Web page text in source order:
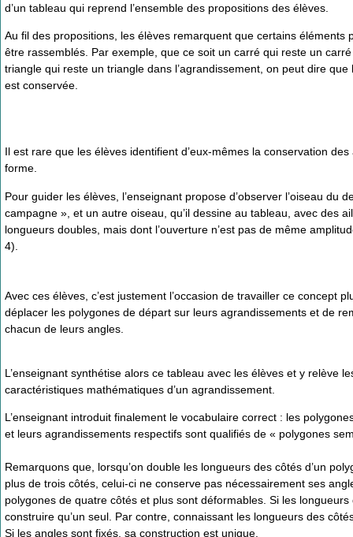
d’un tableau qui reprend l’ensemble des propositions des élèves.
Au fil des propositions, les élèves remarquent que certains éléments
être rassemblés. Par exemple, que ce soit un carré qui reste un
triangle qui reste un triangle dans l’agrandissement, on peut dire que
est conservée.
Il est rare que les élèves identifient d’eux-mêmes la conservation
forme.
Pour guider les élèves, l’enseignant propose d’observer l’oiseau du
campagne », et un autre oiseau, qu’il dessine au tableau, avec des
longueurs doubles, mais dont l’ouverture n’est pas de même
4).
Avec ces élèves, c’est justement l’occasion de travailler ce concept
déplacer les polygones de départ sur leurs agrandissements et de
chacun de leurs angles.
L’enseignant synthétise alors ce tableau avec les élèves et y relève
caractéristiques mathématiques d’un agrandissement.
L’enseignant introduit finalement le vocabulaire correct : les
et leurs agrandissements respectifs sont qualifiés de « polygones
Remarquons que, lorsqu’on double les longueurs des côtés d’un
plus de trois côtés, celui-ci ne conserve pas nécessairement ses
polygones de quatre côtés et plus sont déformables. Si les
construire qu’un seul. Par contre, connaissant les longueurs des
Si les angles sont fixés, sa construction est unique.